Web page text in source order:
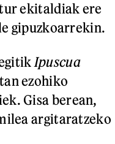
ekitaldiak ere
gipuzkoarrekin.
Ipuscua
ezohiko
Gisa berean,
argitaratzeko